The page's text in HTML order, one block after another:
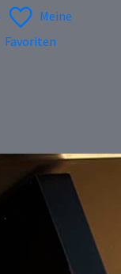
Meine
Favoriten